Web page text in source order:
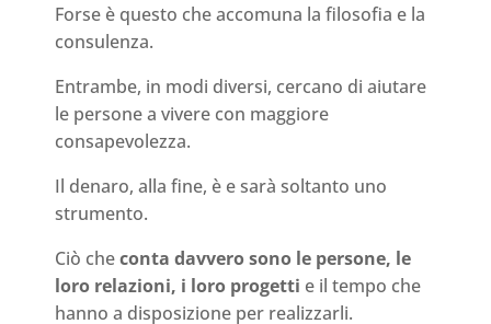
Forse è questo che accomuna la filosofia e la
consulenza.
Entrambe, in modi diversi, cercano di aiutare
le persone a vivere con maggiore
consapevolezza.
Il denaro, alla fine, è e sarà soltanto uno
strumento.
Ciò checonta davvero sono le persone, le
loro relazioni, i loro progetti e il tempo che
hanno a disposizione per realizzarli.